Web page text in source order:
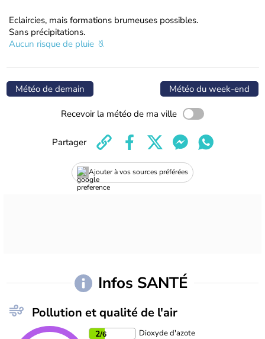
Eclaircies, mais formations brumeuses possibles.
Sans précipitations.
Aucun risque de pluie
Météo de demain Météo du week-end
Recevoir la météo de ma ville
Ajouter à vos sources préférées
Partager
Infos SANTÉ
Pollution et qualité de l'air
2/6 Dioxyde d'azote